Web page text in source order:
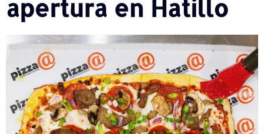
apertura en Hatillo